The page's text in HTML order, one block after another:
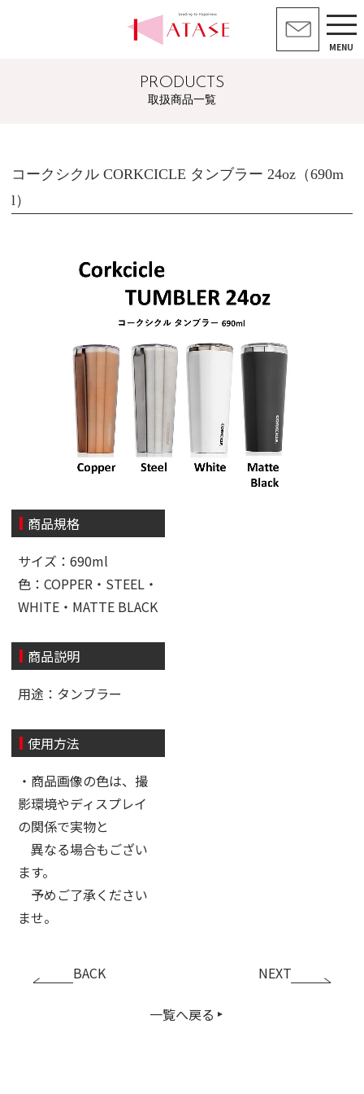
MENU
PRODUCTS
取扱商品一覧
コークシクル CORKCICLE タンブラー 24oz（690m
l）
商品規格
サイズ：690ml
色：COPPER・STEEL・
WHITE・MATTE BLACK
商品説明
用途：タンブラー
使用方法
・商品画像の色は、撮
影環境やディスプレイ
の関係で実物と
異なる場合もござい
ます。
予めご了承ください
ませ。
BACK
一覧へ戻る
NEXT